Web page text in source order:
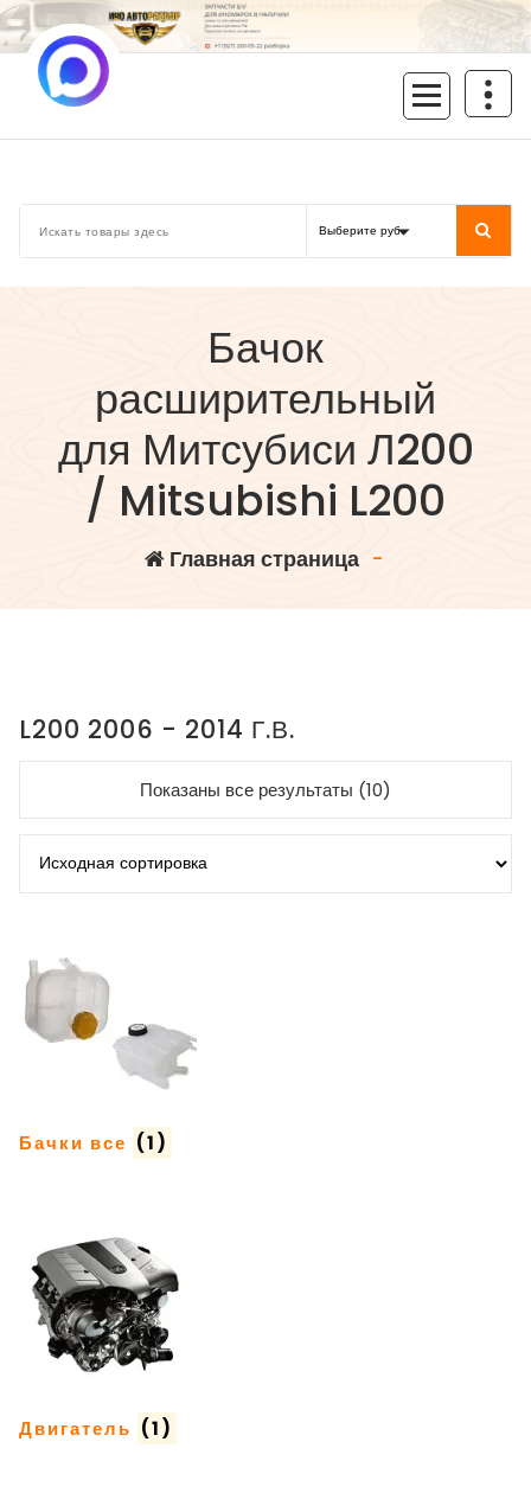
Перейти
к
содержимому
Бачок
расширительный
для Митсубиси Л200
/ Mitsubishi L200
Главная страница-
L200 2006 - 2014 Г.В.
Показаны все результаты (10)
Бачки все (1)
Двигатель (1)